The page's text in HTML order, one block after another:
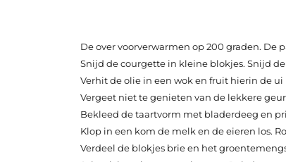
De over voorverwarmen op 200 graden. De
Snijd de courgette in kleine blokjes. Snijd
Verhit de olie in een wok en fruit hierin de
Vergeet niet te genieten van de lekkere
Bekleed de taartvorm met bladerdeeg en
Klop in een kom de melk en de eieren los.
Verdeel de blokjes brie en het